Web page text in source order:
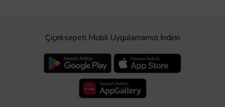
Çiçeksepeti Mobil Uygulamamızı İndirin